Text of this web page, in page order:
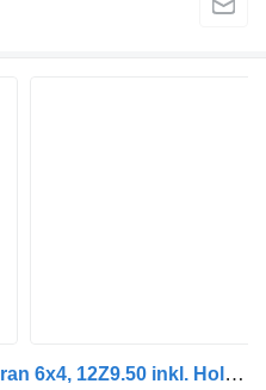
DAF XF 510 mit Penz Ladekran 6x4, 12Z9.50 inkl. Holzgreifer